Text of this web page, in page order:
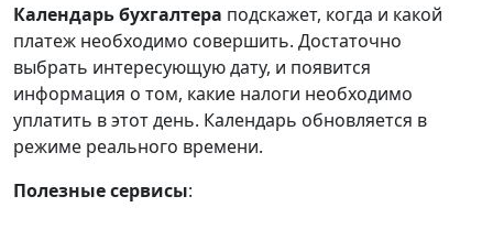
Календарьбухгалтера подскажет, когда и какой
платеж необходимо совершить. Достаточно
выбрать интересующую дату, и появится
информация о том, какие налоги необходимо
уплатить в этот день. Календарь обновляется в
режиме реального времени.
Полезные сервисы: